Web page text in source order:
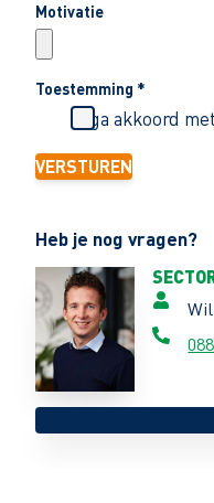
Motivatie
Toestemming *
Ik ga akkoord
VERSTUREN
Heb je nog vragen?